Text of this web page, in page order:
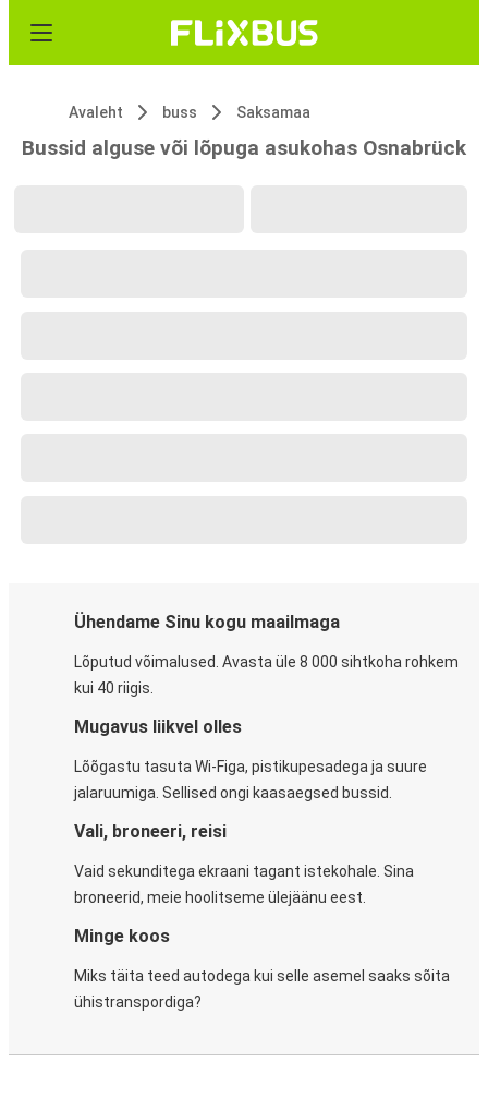
Avaleht buss Saksamaa
Bussid alguse või lõpuga asukohas Osnabrück
Ühendame Sinu kogu maailmaga
Lõputud võimalused. Avasta üle 8 000 sihtkoha rohkem
kui 40 riigis.
Mugavus liikvel olles
Lõõgastu tasuta Wi-Figa, pistikupesadega ja suure
jalaruumiga. Sellised ongi kaasaegsed bussid.
Vali, broneeri, reisi
Vaid sekunditega ekraani tagant istekohale. Sina
broneerid, meie hoolitseme ülejäänu eest.
Minge koos
Miks täita teed autodega kui selle asemel saaks sõita
ühistranspordiga?